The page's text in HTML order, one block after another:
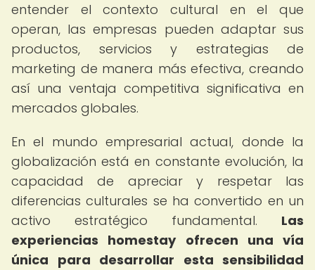
entender el contexto cultural en el que
operan, las empresas pueden adaptar sus
productos, servicios y estrategias de
marketing de manera más efectiva, creando
así una ventaja competitiva significativa en
mercados globales.
En el mundo empresarial actual, donde la
globalización está en constante evolución, la
capacidad de apreciar y respetar las
diferencias culturales se ha convertido en un
activo estratégico fundamental. Las
experiencias homestay ofrecen una vía
única para desarrollar esta sensibilidad